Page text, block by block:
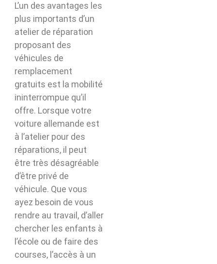
L’un des avantages les
plus importants d’un
atelier de réparation
proposant des
véhicules de
remplacement
gratuits est la mobilité
ininterrompue qu’il
offre. Lorsque votre
voiture allemande est
à l’atelier pour des
réparations, il peut
être très désagréable
d’être privé de
véhicule. Que vous
ayez besoin de vous
rendre au travail, d’aller
chercher les enfants à
l’école ou de faire des
courses, l’accès à un